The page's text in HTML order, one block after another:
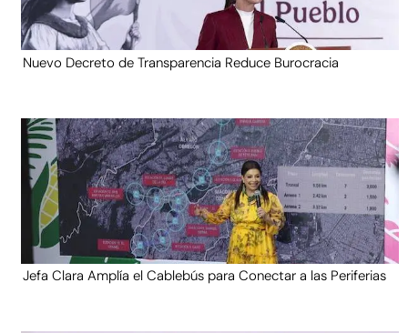
Nuevo Decreto de Transparencia Reduce Burocracia
Jefa Clara Amplía el Cablebús para Conectar a las Periferias